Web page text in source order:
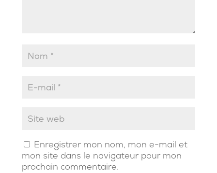
Enregistrer mon nom, mon e-mail et
mon site dans le navigateur pour mon
prochain commentaire.